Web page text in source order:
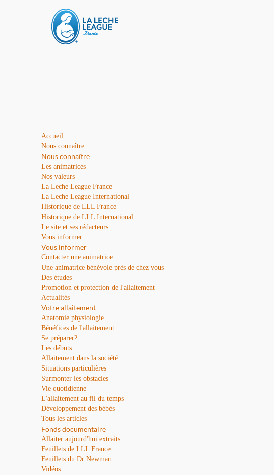
Accueil
Nous connaître
Nous connaître
Les animatrices
Nos valeurs
La Leche League France
La Leche League International
Historique de LLL France
Historique de LLL International
Le site et ses rédacteurs
Vous informer
Vous informer
Contacter une animatrice
Une animatrice bénévole près de chez vous
Des études
Promotion et protection de l'allaitement
Actualités
Votre allaitement
Anatomie physiologie
Bénéfices de l'allaitement
Se préparer?
Les débuts
Allaitement dans la société
Situations particulières
Surmonter les obstacles
Vie quotidienne
L'allaitement au fil du temps
Développement des bébés
Tous les articles
Fonds documentaire
Allaiter aujourd'hui extraits
Feuillets de LLL France
Feuillets du Dr Newman
Vidéos